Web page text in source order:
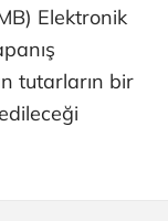
Elektronik
tutarların bir